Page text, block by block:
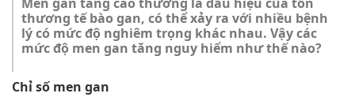
thương tế bào gan, có thể xảy ra với nhiều bệnh
lý có mức độ nghiêm trọng khác nhau. Vậy các
mức độ men gan tăng nguy hiểm như thế nào?
Chỉ số men gan